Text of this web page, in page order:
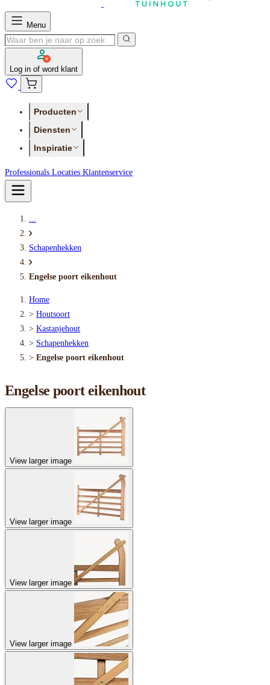
Menu
Log in of word klant
Producten
Diensten
Inspiratie
Professionals Locaties Klantenservice
...
Schapenhekken
Engelse poort eikenhout
Home
> Houtsoort
> Kastanjehout
> Schapenhekken
> Engelse poort eikenhout
Engelse poort eikenhout
View larger image
View larger image
View larger image
View larger image